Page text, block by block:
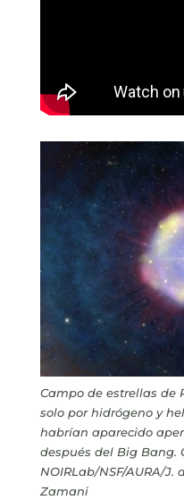
Campo de estrellas de
solo por hidrógeno y
habrían aparecido
después del Big Bang.
NOIRLab/NSF/AURA/J.
Zamani